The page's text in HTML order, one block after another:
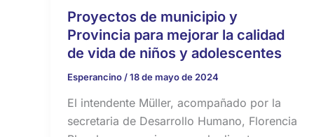
Proyectos de municipio y
Provincia para mejorar la calidad
de vida de niños y adolescentes
Esperancino /18 de mayo de 2024
El intendente Müller, acompañado por la
secretaria de Desarrollo Humano, Florencia